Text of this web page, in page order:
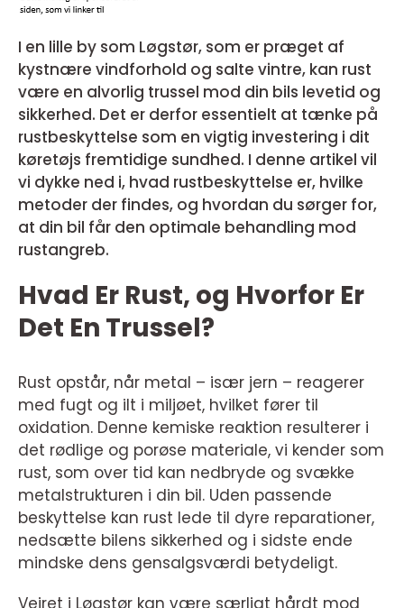
I en lille by som Løgstør, som er præget af
kystnære vindforhold og salte vintre, kan rust
være en alvorlig trussel mod din bils levetid og
sikkerhed. Det er derfor essentielt at tænke på
rustbeskyttelse som en vigtig investering i dit
køretøjs fremtidige sundhed. I denne artikel vil
vi dykke ned i, hvad rustbeskyttelse er, hvilke
metoder der findes, og hvordan du sørger for,
at din bil får den optimale behandling mod
rustangreb.
Hvad Er Rust, og Hvorfor Er
Det En Trussel?
Rust opstår, når metal – især jern – reagerer
med fugt og ilt i miljøet, hvilket fører til
oxidation. Denne kemiske reaktion resulterer i
det rødlige og porøse materiale, vi kender som
rust, som over tid kan nedbryde og svække
metalstrukturen i din bil. Uden passende
beskyttelse kan rust lede til dyre reparationer,
nedsætte bilens sikkerhed og i sidste ende
mindske dens gensalgsværdi betydeligt.
Vejret i Løgstør kan være særligt hårdt mod